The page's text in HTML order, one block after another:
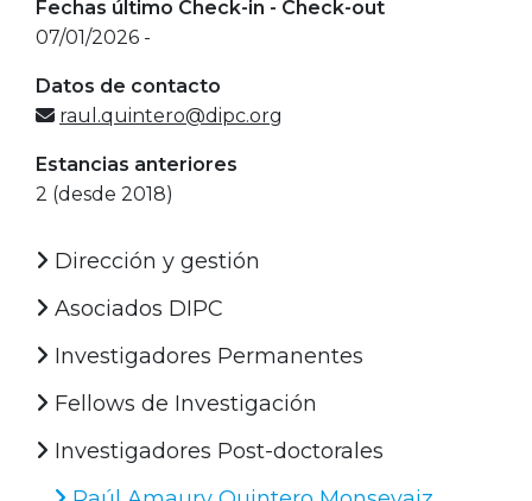
Fechas último Check-in - Check-out
07/01/2026 -
Datos de contacto
raul.quintero@dipc.org
Estancias anteriores
2 (desde 2018)
Dirección y gestión
Asociados DIPC
Investigadores Permanentes
Fellows de Investigación
Investigadores Post-doctorales